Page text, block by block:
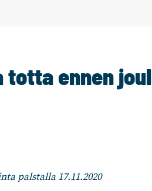
ennen
palstalla 17.11.2020